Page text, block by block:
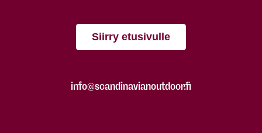
Siirry etusivulle
info@scandinavianoutdoor.fi